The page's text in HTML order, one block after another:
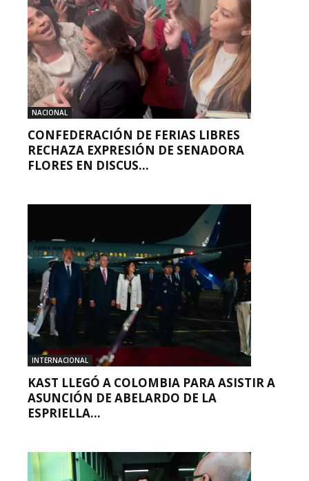
NACIONAL
CONFEDERACIÓN DE FERIAS LIBRES
RECHAZA EXPRESIÓN DE SENADORA
FLORES EN DISCUS...
INTERNACIONAL
KAST LLEGÓ A COLOMBIA PARA ASISTIR A
ASUNCIÓN DE ABELARDO DE LA
ESPRIELLA...